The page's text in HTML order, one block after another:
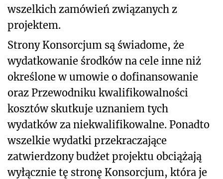
wszelkich zamówień związanych z
projektem.
Strony Konsorcjum są świadome, że
wydatkowanie środków na cele inne niż
określone w umowie o dofinansowanie
oraz Przewodniku kwalifikowalności
kosztów skutkuje uznaniem tych
wydatków za niekwalifikowalne. Ponadto
wszelkie wydatki przekraczające
zatwierdzony budżet projektu obciążają
wyłącznie tę stronę Konsorcjum, która je